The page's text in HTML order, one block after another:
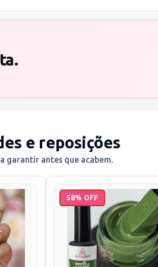
e reposições
garantir antes que acabem.
58% OFF